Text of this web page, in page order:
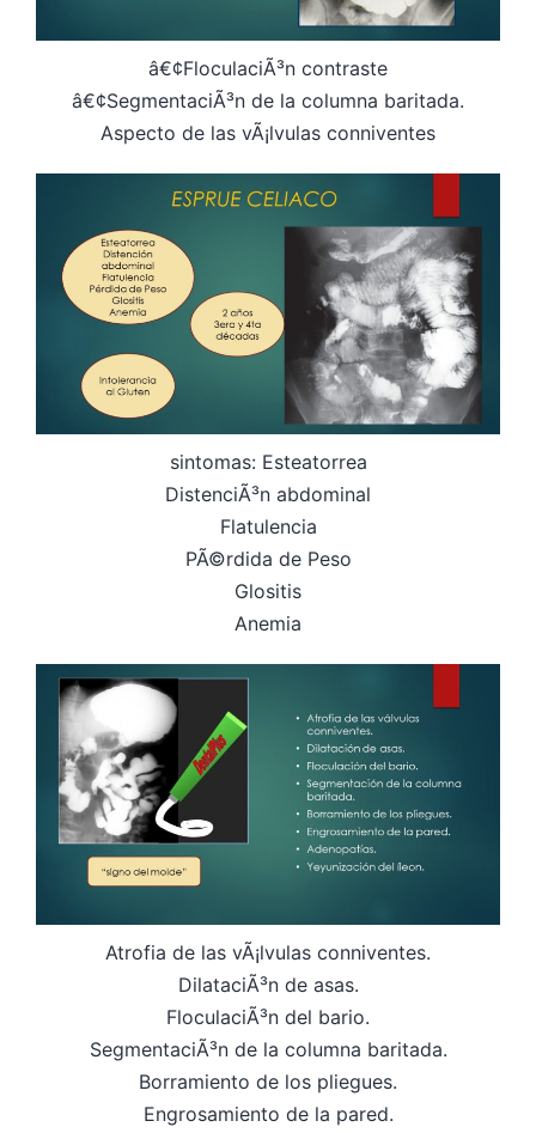
â€¢FloculaciÃ³n contraste
â€¢SegmentaciÃ³n de la columna baritada.
Aspecto de las vÃ¡lvulas conniventes
sintomas: Esteatorrea
DistenciÃ³n abdominal
Flatulencia
PÃ©rdida de Peso
Glositis
Anemia
Atrofia de las vÃ¡lvulas conniventes.
DilataciÃ³n de asas.
FloculaciÃ³n del bario.
SegmentaciÃ³n de la columna baritada.
Borramiento de los pliegues.
Engrosamiento de la pared.